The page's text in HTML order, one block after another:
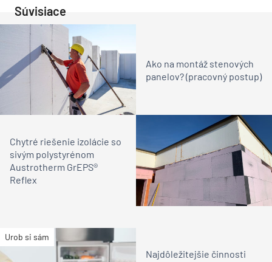
Súvisiace
Ako na montáž stenových
panelov? (pracovný postup)
Chytré riešenie izolácie so
sivým polystyrénom
Austrotherm GrEPS®
Reflex
Urob si sám
Najdôležitejšie činnosti